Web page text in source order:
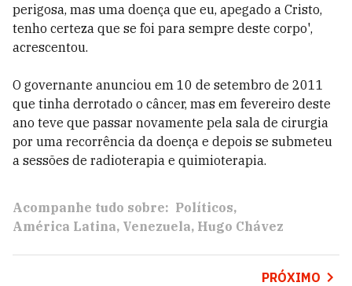
perigosa, mas uma doença que eu, apegado a Cristo,
tenho certeza que se foi para sempre deste corpo',
acrescentou.
O governante anunciou em 10 de setembro de 2011
que tinha derrotado o câncer, mas em fevereiro deste
ano teve que passar novamente pela sala de cirurgia
por uma recorrência da doença e depois se submeteu
a sessões de radioterapia e quimioterapia.
Acompanhe tudo sobre: Políticos
América Latina Venezuela Hugo Chávez
PRÓXIMO